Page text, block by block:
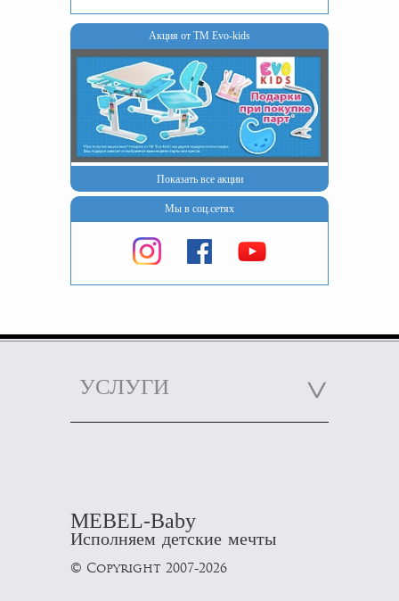
Акция от ТМ Evo-kids
Показать все акции
Мы в соц.сетях
УСЛУГИ
MEBEL-Baby
Исполняем детские мечты
© Copyright 2007-2026